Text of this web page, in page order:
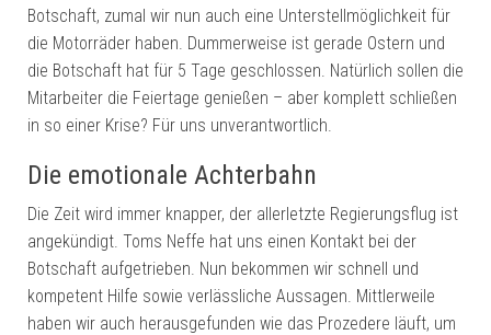
Botschaft, zumal wir nun auch eine Unterstellmöglichkeit für
die Motorräder haben. Dummerweise ist gerade Ostern und
die Botschaft hat für 5 Tage geschlossen. Natürlich sollen die
Mitarbeiter die Feiertage genießen – aber komplett schließen
in so einer Krise? Für uns unverantwortlich.
Die emotionale Achterbahn
Die Zeit wird immer knapper, der allerletzte Regierungsflug ist
angekündigt. Toms Neffe hat uns einen Kontakt bei der
Botschaft aufgetrieben. Nun bekommen wir schnell und
kompetent Hilfe sowie verlässliche Aussagen. Mittlerweile
haben wir auch herausgefunden wie das Prozedere läuft, um